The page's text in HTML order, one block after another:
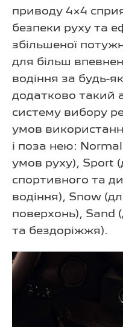
приводу 4×4
безпеки руху та
збільшеної
для більш
водіння за будь-
додатково такий
систему вибору
умов
і поза нею:
умов руху), Sport
спортивного та
водіння), Snow
поверхонь), Sand
та бездоріжжя).